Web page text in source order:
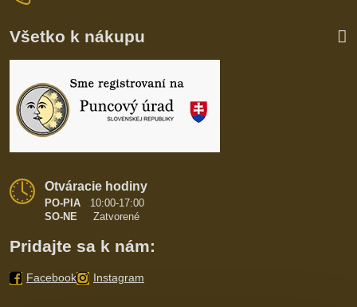
Všetko k nákupu
Otváracie hodiny
PO-PIA
10:00-17:00
SO-NE Zatvorené
Pridajte sa k nám:
Facebook Instagram